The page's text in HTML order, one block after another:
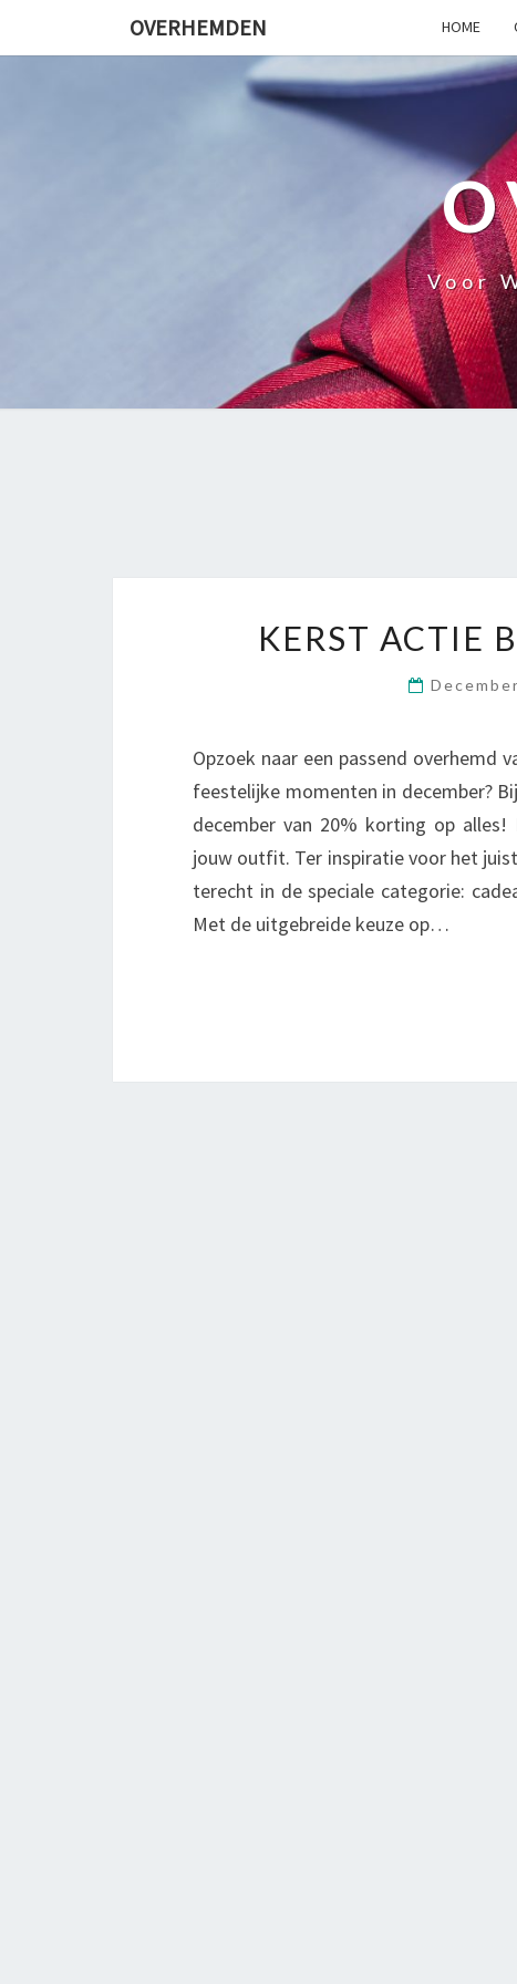
OVERHEMDEN HOME
Voor
KERST ACTIE
Opzoek naar een passend overhemd
feestelijke momenten in december?
december van 20% korting op
jouw outfit. Ter inspiratie voor het
terecht in de speciale categorie:
Met de uitgebreide keuze op…